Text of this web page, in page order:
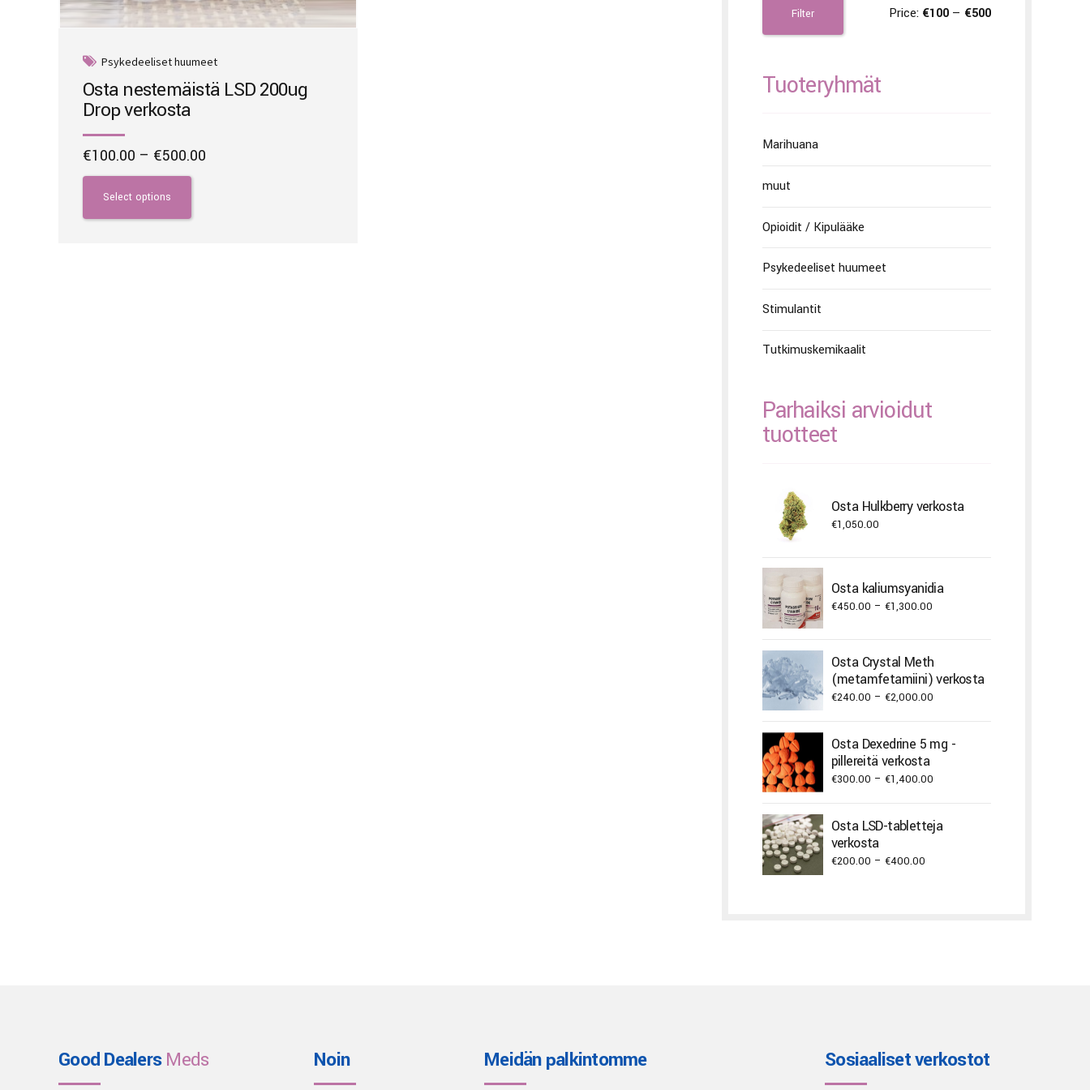
Psykedeeliset huumeet
Osta nestemäistä LSD 200ug
Drop verkosta
€100.00 – €500.00
Select options
This
product
has
Filter Price: €100 — €500
Tuoteryhmät
Marihuana
muut
Opioidit / Kipulääke
Psykedeeliset huumeet
Stimulantit
Tutkimuskemikaalit
Parhaiksi arvioidut
tuotteet
Osta Hulkberry verkosta
€1,050.00
Osta kaliumsyanidia
€450.00 – €1,300.00Price
through
€1,300.00
Osta Crystal Meth
(metamfetamiini) verkosta
€240.00 – €2,000.00Price
through
€2,000.00
Osta Dexedrine 5 mg -
pillereitä verkosta
€300.00 – €1,400.00Price
€300.00
through
Osta LSD-tabletteja
verkosta
€200.00 – €400.00Price
Good DealersMeds Noin Meidän palkintomme Sosiaaliset verkostot